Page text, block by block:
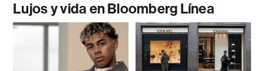
Lujos y vida en Bloomberg Línea